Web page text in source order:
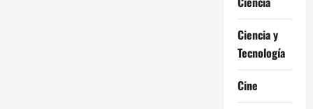
Ciencia y
Tecnología
Cine